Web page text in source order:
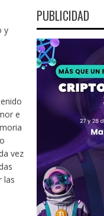
y
e
vez
las
PUBLICIDAD